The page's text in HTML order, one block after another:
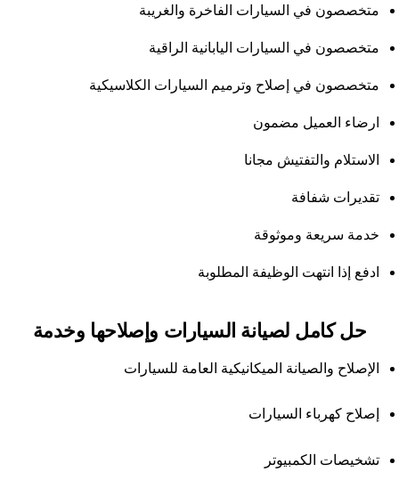
حل كامل لصيانة السيارات وإصلاحها وخدمة
الإصلاح والصيانة الميكانيكية العامة للسيارات
إصلاح كهرباء السيارات
تشخيصات الكمبيوتر
متخصصون في السيارات الفاخرة والغريبة
متخصصون في السيارات اليابانية الراقية
متخصصون في إصلاح وترميم السيارات الكلاسيكية
ارضاء العميل مضمون
الاستلام والتفتيش مجانا
تقديرات شفافة
خدمة سريعة وموثوقة
ادفع إذا انتهت الوظيفة المطلوبة